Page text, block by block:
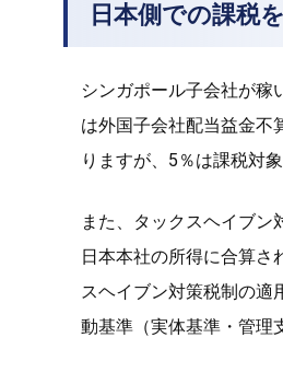
日本側での課税
シンガポール子会社が稼
は外国子会社配当益金不
りますが、5％は課税対象
また、タックスヘイブ
日本本社の所得に合算さ
スヘイブン対策税制の適
動基準（実体基準・管理